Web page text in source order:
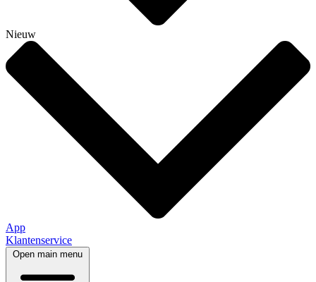
Nieuw
App
Klantenservice
Open main menu